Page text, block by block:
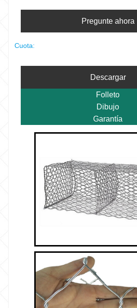
Pregunte ahora
Cuota:
Descargar
Folleto
Dibujo
Garantía